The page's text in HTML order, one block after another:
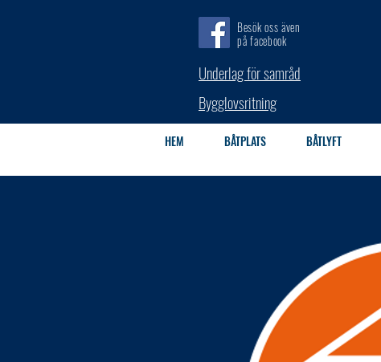
Besök oss även
på facebook
Underlag för samråd
Bygglovsritning
HEM BÅTPLATS BÅTLYFT